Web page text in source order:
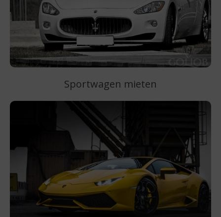
Sportwagen mieten